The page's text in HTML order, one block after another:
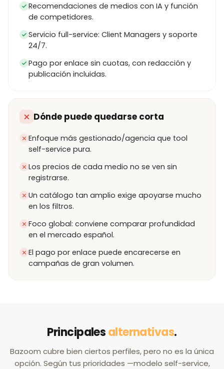
Recomendaciones de medios con IA y función
de competidores.
Servicio full-service: Client Managers y soporte
24/7.
Pago por enlace sin cuotas, con redacción y
publicación incluidas.
Dónde puede quedarse corta
Enfoque más gestionado/agencia que tool
self-service pura.
Los precios de cada medio no se ven sin
registrarse.
Un catálogo tan amplio exige apoyarse mucho
en los filtros.
Foco global: conviene comparar profundidad
en el mercado español.
El pago por enlace puede encarecerse en
campañas de gran volumen.
Principalesalternativas.
Bazoom cubre bien ciertos perfiles, pero no es la única
opción. Según tus prioridades —modelo self-service,